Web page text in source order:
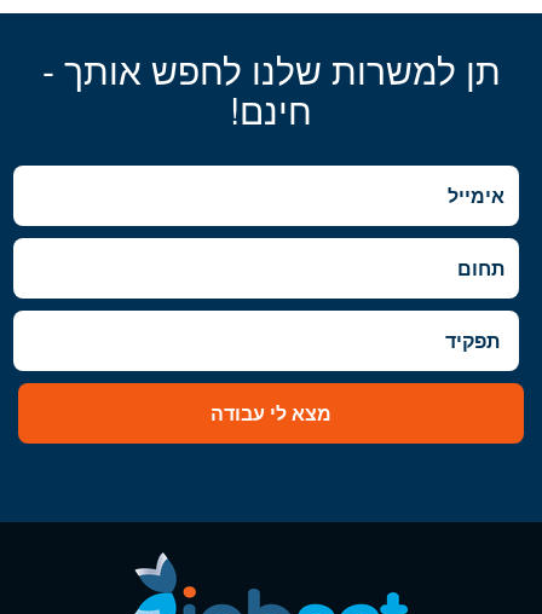
תן למשרות שלנו לחפש אותך -
חינם!
מצא לי עבודה